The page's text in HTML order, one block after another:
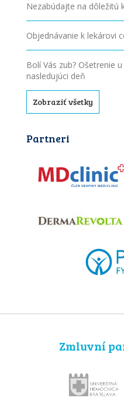
Nezabúdajte na dôležitú
Objednávanie k lekárovi
Bolí Vás zub? Ošetrenie
nasledujúci deň
Zobraziť všetky
Partneri
Zmluvní